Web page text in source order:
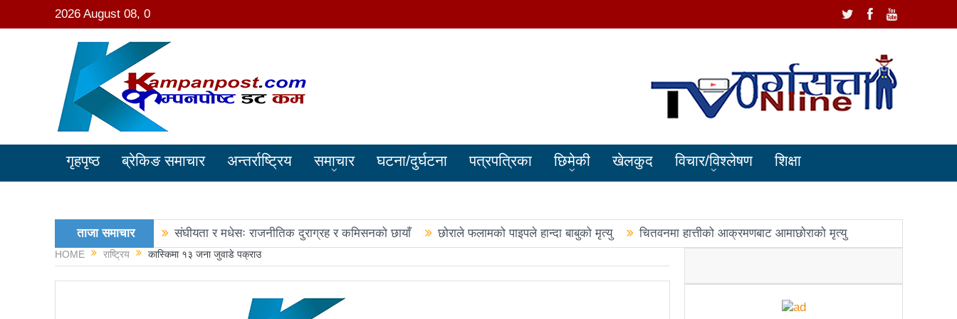
2026 August 08, 0
गृहपृष्ठ ब्रेकिङ समाचार अन्तर्राष्ट्रिय समाचार घटना/दुर्घटना पत्रपत्रिका छिमेकी खेलकुद विचार/विश्लेषण शिक्षा
ताजा समाचार संघीयता र मधेसः राजनीतिक दुराग्रह र कमिसनको छायाँ छोराले फलामको पाइपले हान्दा बाबुको मृत्यु
चितवनमा हात्तीको आक्रमणबाट आमाछोराको मृत्यु
काङ्ग्रेस नेता मिश्रको आरोप : बालेन सरकारले सिमा क्षेत्रका जनतालाई अनावश्यक दु:ख दियो
रञ्जु दर्शना विजयीः अधिकांश स्थानमा रास्वपा अगाडि
HOME राष्ट्रिय कास्किमा १३ जना जुवाडे पक्राउ